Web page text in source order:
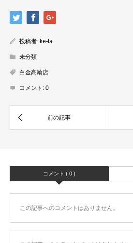
投稿者: ke-ta
未分類
白金高輪店
コメント: 0
コメント ( 0 )
この記事へのコメントはありません。